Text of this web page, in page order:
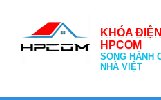
KHÓA
HPCOM
SONG HÀNH
NHÀ VIỆT